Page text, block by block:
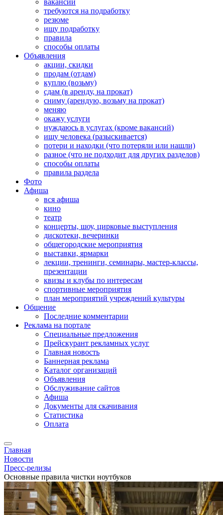
вакансии
требуются на подработку
резюме
ищу подработку
правила
способы оплаты
Объявления
акции, скидки
продам (отдам)
куплю (возьму)
сдам (в аренду, на прокат)
сниму (арендую, возьму на прокат)
меняю
окажу услуги
нуждаюсь в услугах (кроме вакансий)
ищу человека (разыскивается)
потери и находки (что потеряли или нашли)
разное (что не подходит для других разделов)
способы оплаты
правила раздела
Фото
Афиша
вся афиша
кино
театр
концерты, шоу, цирковые выступления
дискотеки, вечеринки
общегородские мероприятия
выставки, ярмарки
лекции, тренинги, семинары, мастер-классы,
презентации
квизы и клубы по интересам
спортивные мероприятия
план мероприятий учреждений культуры
Общение
Последние комментарии
Реклама на портале
Специальные предложения
Прейскурант рекламных услуг
Главная новость
Баннерная реклама
Каталог организаций
Объявления
Обслуживание сайтов
Афиша
Документы для скачивания
Статистика
Оплата
Главная
Новости
Пресс-релизы
Основные правила чистки ноутбуков